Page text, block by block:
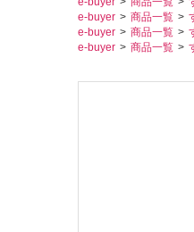
e-buyer
商品一覧
e-buyer
商品一覧
e-buyer
商品一覧